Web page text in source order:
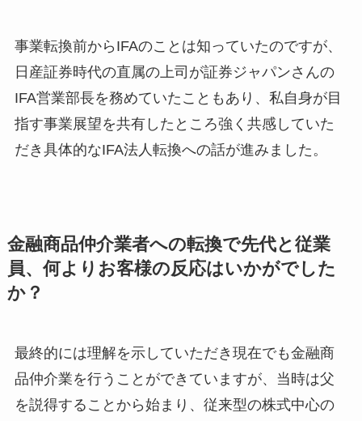
事業転換前からIFAのことは知っていたのですが、
日産証券時代の直属の上司が証券ジャパンさんの
IFA営業部長を務めていたこともあり、私自身が目
指す事業展望を共有したところ強く共感していた
だき具体的なIFA法人転換への話が進みました。
金融商品仲介業者への転換で先代と従業
員、何よりお客様の反応はいかがでした
か？
最終的には理解を示していただき現在でも金融商
品仲介業を行うことができていますが、当時は父
を説得することから始まり、従来型の株式中心の